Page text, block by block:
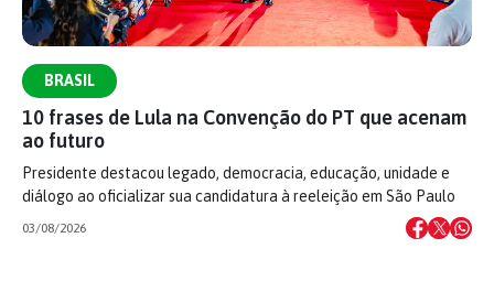
BRASIL
10 frases de Lula na Convenção do PT que acenam
ao futuro
Presidente destacou legado, democracia, educação, unidade e
diálogo ao oficializar sua candidatura à reeleição em São Paulo
03/08/2026